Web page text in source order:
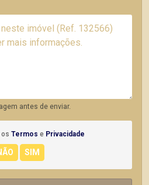
antes de enviar.
Termos e Privacidade